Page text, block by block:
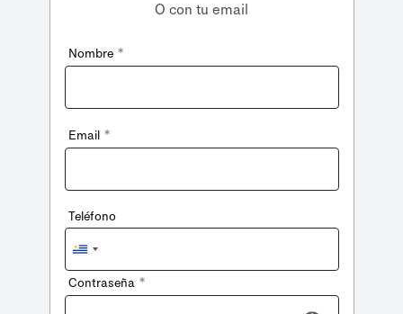
O con tu email
Nombre *
Email *
Teléfono
Uruguay
+598
Contraseña *